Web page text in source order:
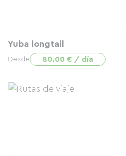
Yuba longtail
Desde 80.00 € / día